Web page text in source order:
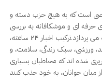
است که به هیچ حزب دسته و
حرفه ای و موشکافانه به بررسی
مهمترین رویدادهای ایران و خاورمیانه می پردازد.ترکیب اخبار ۲۴ ساعته،
ورزشی، سبک زندگی، سلامت، و
شده اند که مخاطبان بسیاری